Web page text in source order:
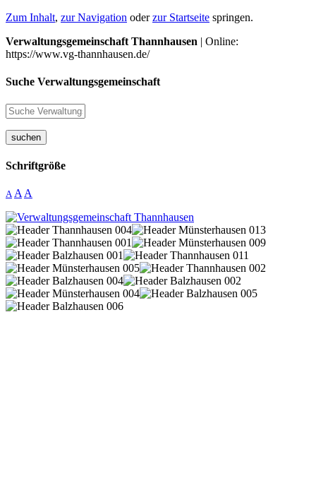
Zum Inhalt, zur Navigation oderzur Startseite springen.
Verwaltungsgemeinschaft Thannhausen | Online:
https://www.vg-thannhausen.de/
Suche Verwaltungsgemeinschaft
suchen
Schriftgröße
A A A